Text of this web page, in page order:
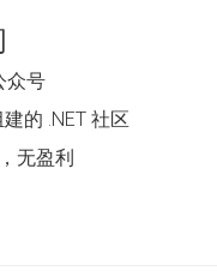
众号
的 .NET 社区
无盈利